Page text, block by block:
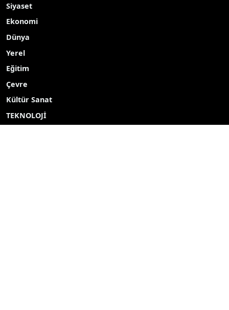
Siyaset
Ekonomi
Dünya
Yerel
Eğitim
Çevre
Kültür Sanat
TEKNOLOJİ